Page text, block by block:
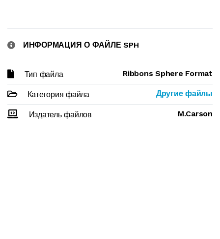
ИНФОРМАЦИЯ О ФАЙЛЕ SPH
Тип файла Ribbons Sphere Format
Категория файла Другие файлы
Издатель файлов M.Carson